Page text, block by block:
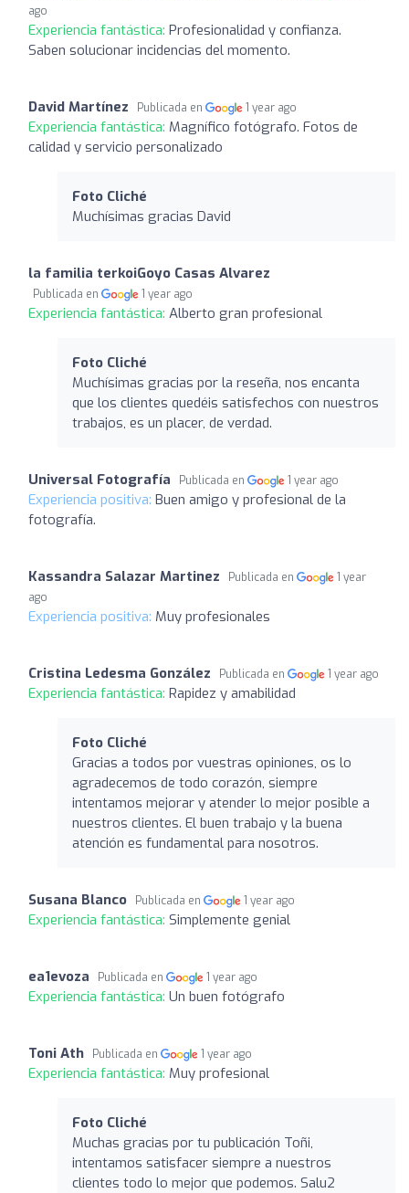
ago
Experiencia fantástica: Profesionalidad y confianza.
Saben solucionar incidencias del momento.
David Martínez Publicada en 1 year ago
Experiencia fantástica: Magnífico fotógrafo. Fotos de
calidad y servicio personalizado
Foto Cliché
Muchísimas gracias David
la familia terkoiGoyo Casas Alvarez
Publicada en 1 year ago
Experiencia fantástica: Alberto gran profesional
Foto Cliché
Muchísimas gracias por la reseña, nos encanta
que los clientes quedéis satisfechos con nuestros
trabajos, es un placer, de verdad.
Universal Fotografía Publicada en 1 year ago
Experiencia positiva: Buen amigo y profesional de la
fotografía.
Kassandra Salazar Martinez Publicada en
1 year
ago
Experiencia positiva: Muy profesionales
Cristina Ledesma González Publicada en 1 year ago
Experiencia fantástica: Rapidez y amabilidad
Foto Cliché
Gracias a todos por vuestras opiniones, os lo
agradecemos de todo corazón, siempre
intentamos mejorar y atender lo mejor posible a
nuestros clientes. El buen trabajo y la buena
atención es fundamental para nosotros.
Susana Blanco Publicada en 1 year ago
Experiencia fantástica: Simplemente genial
ea1evoza Publicada en 1 year ago
Experiencia fantástica: Un buen fotógrafo
Toni Ath Publicada en 1 year ago
Experiencia fantástica: Muy profesional
Foto Cliché
Muchas gracias por tu publicación Toñi,
intentamos satisfacer siempre a nuestros
clientes todo lo mejor que podemos. Salu2